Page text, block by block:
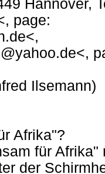
Hannover,
page:
Ilsemann)
Afrika"?
für Afrika"
der